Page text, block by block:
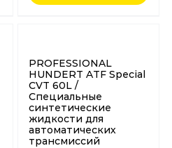
PROFESSIONAL
HUNDERT ATF Special
CVT 60L /
Специальные
синтетические
жидкости для
автоматических
трансмиссий